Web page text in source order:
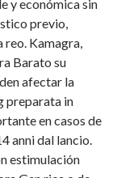
y económica sin
previo,
reo. Kamagra,
Barato su
afectar la
preparata in
en casos de
anni dal lancio.
estimulación